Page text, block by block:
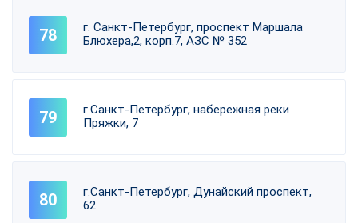
г. Санкт-Петербург, проспект Маршала
Блюхера,2, корп.7, АЗС № 352
г.Санкт-Петербург, набережная реки
Пряжки, 7
г.Санкт-Петербург, Дунайский проспект,
62